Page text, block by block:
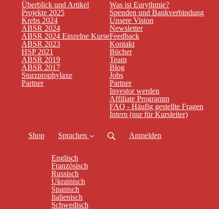
Überblick und Artikel
Projekte 2025
Krebs 2024
ABSR 2024
ABSR 2024 Einzelne Kurse
ABSR 2023
HSP 2021
ABSR 2019
ABSR 2017
Sturzprophylaxe
Partner
Was ist Eurythmie?
Spenden und Bankverbindung
Unsere Vision
Newsletter
Feedback
Kontakt
Bücher
Team
Blog
Jobs
Partner
Investor werden
Affiliate Programm
FAQ - Häufig gestellte Fragen
Intern (nur für Kursleiter)
Shop Sprachen
Englisch
Französisch
Russisch
Ukrainisch
Spanisch
Italienisch
Schwedisch
Anmelden